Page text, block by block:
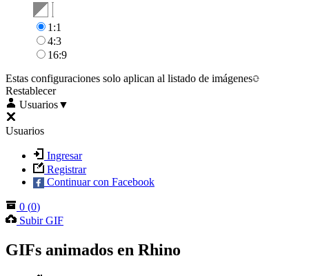
1:1
4:3
16:9
Estas configuraciones solo aplican al listado de imágenes
Restablecer
Usuarios▼
Usuarios
Ingresar
Registrar
Continuar con Facebook
0 (0)
Subir GIF
GIFs animados en Rhino